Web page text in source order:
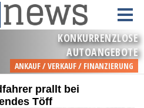
prallt bei
Töff